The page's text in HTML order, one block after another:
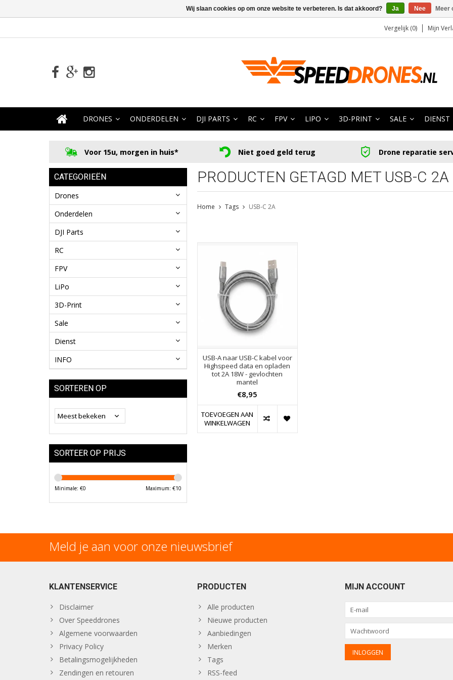
Vergelijk (0) Mijn
DRONES ONDERDELEN DJI PARTS RC FPV LIPO 3D-PRINT SALE DIENST
Voor 15u, morgen in huis* Niet goed geld terug Drone reparatie
CATEGORIEËN
Drones
Onderdelen
DJI Parts
RC
FPV
LiPo
3D-Print
Sale
Dienst
INFO
SORTEREN OP
SORTEER OP PRIJS
Minimale: €0 Maximum: €10
PRODUCTEN GETAGD MET USB-C 2A
Home Tags USB-C 2A
USB-A naar USB-C kabel voor
Highspeed data en opladen
tot 2A 18W - gevlochten
mantel
€8,95
TOEVOEGEN AAN
WINKELWAGEN
Meld je aan voor onze nieuwsbrief
KLANTENSERVICE
Disclaimer
Over Speeddrones
Algemene voorwaarden
Privacy Policy
Betalingsmogelijkheden
Zendingen en retouren
PRODUCTEN
Alle producten
Nieuwe producten
Aanbiedingen
Merken
Tags
RSS-feed
MIJN ACCOUNT
Wij slaan cookies op om onze website te verbeteren. Is dat akkoord? Ja Nee Meer